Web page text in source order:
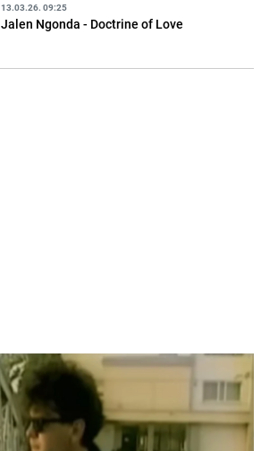
13.03.26. 09:25
Jalen Ngonda - Doctrine of Love